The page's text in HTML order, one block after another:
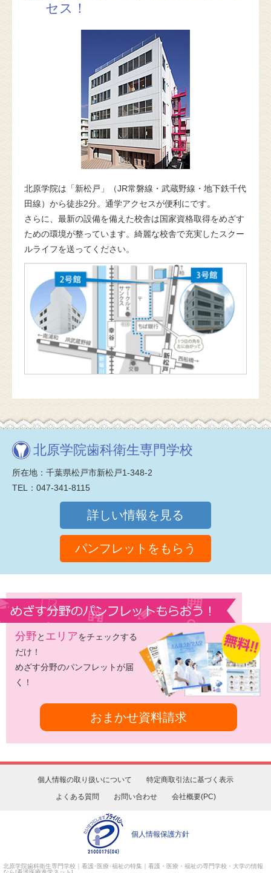
北原学院歯科衛生専門学校 ｜看護･医療･福祉の特集｜看護・医療・福祉の専門学校・大学の情報
セス！
北原学院は「新松戸」（JR常磐線・武蔵野線・地下鉄千代
田線）から徒歩2分。通学アクセスが便利にです。
さらに、最新の設備を備えた校舎は国家資格取得をめざす
ための環境が整っています。綺麗な校舎で充実したスクー
ルライフを送ってください。
北原学院歯科衛生専門学校
所在地：千葉県松戸市新松戸1-348-2
TEL：047-341-8115
詳しい情報を見る
パンフレットをもらう
分野と エリアをチェックする
だけ！
めざす分野のパンフレットが届
く！
おまかせ資料請求
個人情報の取り扱いについて
特定商取引法に基づく表示
よくある質問
お問い合わせ 会社概要(PC)
個人情報保護方針